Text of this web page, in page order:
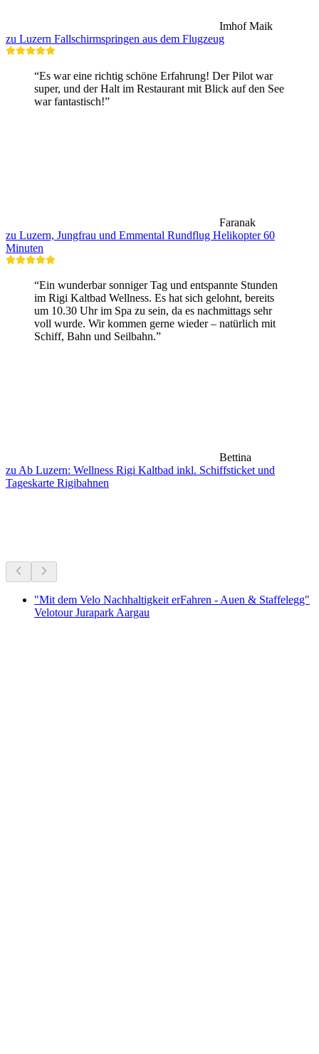
Imhof Maik
zu Luzern Fallschirmspringen aus dem Flugzeug
“Es war eine richtig schöne Erfahrung! Der Pilot war
super, und der Halt im Restaurant mit Blick auf den See
war fantastisch!”
Faranak
zu Luzern, Jungfrau und Emmental Rundflug Helikopter 60
Minuten
“Ein wunderbar sonniger Tag und entspannte Stunden
im Rigi Kaltbad Wellness. Es hat sich gelohnt, bereits
um 10.30 Uhr im Spa zu sein, da es nachmittags sehr
voll wurde. Wir kommen gerne wieder – natürlich mit
Schiff, Bahn und Seilbahn.”
Bettina
zu Ab Luzern: Wellness Rigi Kaltbad inkl. Schiffsticket und
Tageskarte Rigibahnen
"Mit dem Velo Nachhaltigkeit erFahren - Auen & Staffelegg"
Velotour Jurapark Aargau